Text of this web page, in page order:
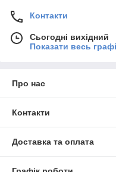
Контакти
Сьогодні вихідний
Показати весь
Про нас
Контакти
Доставка та оплата